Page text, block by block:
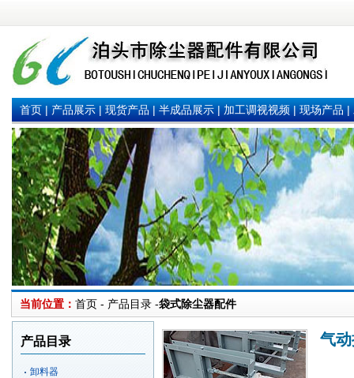
首页|产品展示|现货产品|半成品展示|加工调视视频|现场产品|
当前位置： 首页 - 产品目录 -袋式除尘器配件
产品目录
卸料器
气